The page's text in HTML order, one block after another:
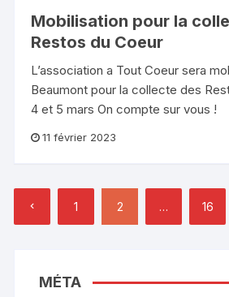
Mobilisation pour la
Restos du Coeur
L’association a Tout Coeur sera
Beaumont pour la collecte des
4 et 5 mars On compte sur vous !
11 février 2023
Pagination
des
publications
1 2 … 16
MÉTA